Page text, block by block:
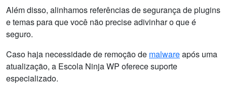
Além disso, alinhamos referências de segurança de plugins
e temas para que você não precise adivinhar o que é
seguro.
Caso haja necessidade de remoção de malwareapós uma
atualização, a Escola Ninja WP oferece suporte
especializado.